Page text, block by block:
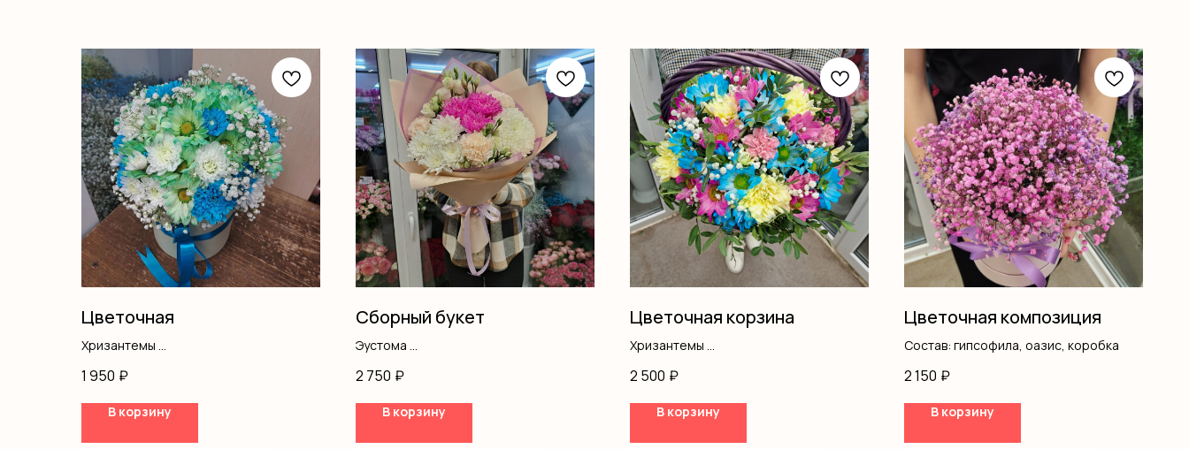
Цветочная
Хризантемы
Оазис
Коробка
1 950 ₽
В корзину
Сборный букет
Эустома
Диантус
Оформление
2 750 ₽
В корзину
Цветочная корзина
Хризантемы
Гипсофила
Писташ
Оазис
2 500 ₽
В корзину
Цветочная композиция
Состав: гипсофила, оазис, коробка
2 150 ₽
В корзину